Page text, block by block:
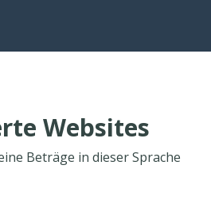
Websites
Beträge in dieser Sprache